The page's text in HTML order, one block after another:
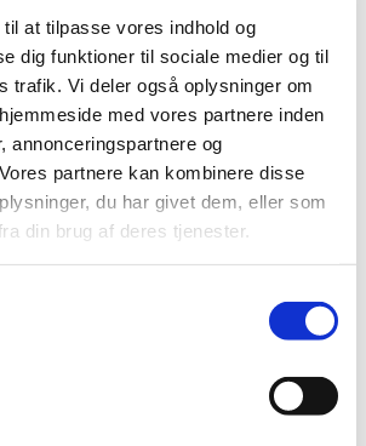
at tilpasse vores indhold og
dig funktioner til sociale medier og til
trafik. Vi deler også oplysninger om
med vores partnere inden
annonceringspartnere og
partnere kan kombinere disse
du har givet dem, eller som
din brug af deres tjenester.
måske også kunne